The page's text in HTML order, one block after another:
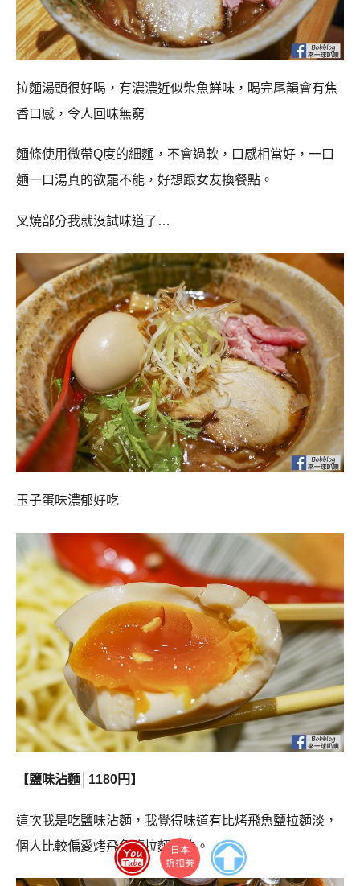
拉麵湯頭很好喝，有濃濃近似柴魚鮮味，喝完尾韻會有焦
香口感，令人回味無窮
麵條使用微帶Q度的細麵，不會過軟，口感相當好，一口
麵一口湯真的欲罷不能，好想跟女友換餐點。
叉燒部分我就沒試味道了…
玉子蛋味濃郁好吃
【鹽味沾麵│1180円】
這次我是吃鹽味沾麵，我覺得味道有比烤飛魚鹽拉麵淡，
個人比較偏愛烤飛魚鹽拉麵一些。